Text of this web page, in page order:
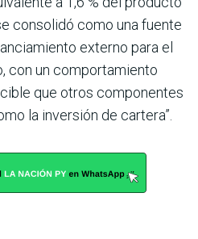
consolidó como una fuente
externo para el
con un comportamiento
que otros componentes
la inversión de cartera”.